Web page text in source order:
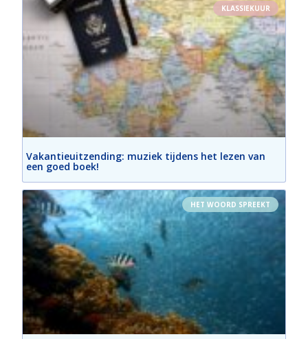
KLASSIEKUUR
Vakantieuitzending: muziek tijdens het lezen van
een goed boek!
HET WOORD SPREEKT